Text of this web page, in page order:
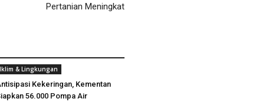
Pertanian Meningkat
Iklim & Lingkungan
Kekeringan, Kementan
56.000 Pompa Air